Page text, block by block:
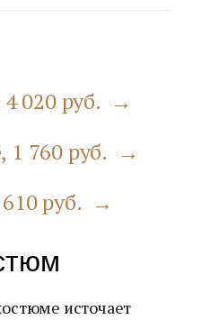
020 руб. →
1 760 руб. →
610 руб. →
источает